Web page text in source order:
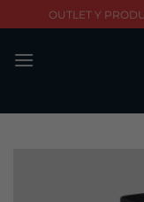
to
content
OUTLET Y